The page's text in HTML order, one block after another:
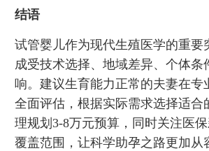
结语
试管婴儿作为现代生殖医学的重要
成受技术选择、地域差异、个体条
响。建议生育能力正常的夫妻在专
全面评估，根据实际需求选择适合
理规划3-8万元预算，同时关注医
覆盖范围，让科学助孕之路更加从